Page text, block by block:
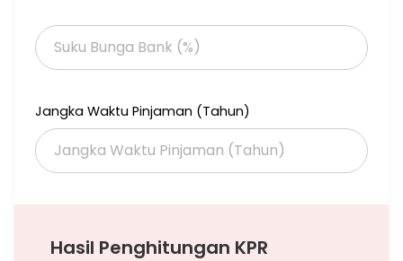
Jangka Waktu Pinjaman (Tahun)
Hasil Penghitungan KPR